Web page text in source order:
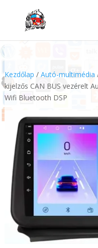
Kezdőlap / Autó-multimédia
kijelzős CAN BUS vezérelt
Wifi Bluetooth DSP